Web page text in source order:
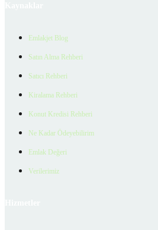
Emlakjet Blog
Satın Alma Rehberi
Satıcı Rehberi
Kiralama Rehberi
Konut Kredisi Rehberi
Ne Kadar Ödeyebilirim
Emlak Değeri
Verilerimiz